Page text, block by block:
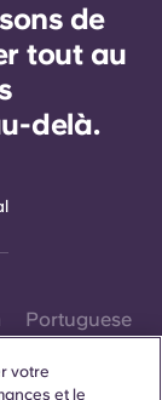
de
tout au
delà.
Portuguese
votre
et le